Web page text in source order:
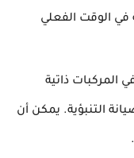
في الوقت الفعلي
المركبات ذاتية
التنبؤية. يمكن أن